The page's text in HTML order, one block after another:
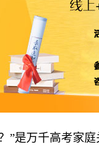
”是万千高考家